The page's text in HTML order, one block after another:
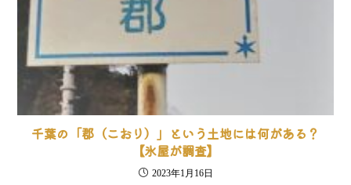
千葉の「郡（こおり）」という土地には何がある？
【氷屋が調査】
2023年1月16日